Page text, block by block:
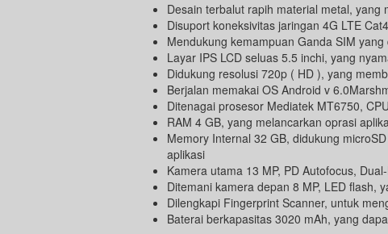
Desain terbalut rapih material metal,
Disuport koneksivitas jaringan 4G LTE
Mendukung kemampuan Ganda SIM
Layar IPS LCD seluas 5.5 inchi, yang
Didukung resolusi 720p ( HD ), yang
Berjalan memakai OS Android v
Ditenagai prosesor Mediatek MT6750,
RAM 4 GB, yang melancarkan oprasi
Memory Internal 32 GB, didukung
aplikasi
Kamera utama 13 MP, PD Autofocus,
Ditemani kamera depan 8 MP, LED flash,
Dilengkapi Fingerprint Scanner, untuk
Baterai berkapasitas 3020 mAh, yang